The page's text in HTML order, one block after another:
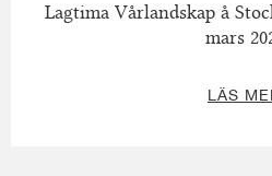
Lagtima Vårlandskap å
mars
LÄS